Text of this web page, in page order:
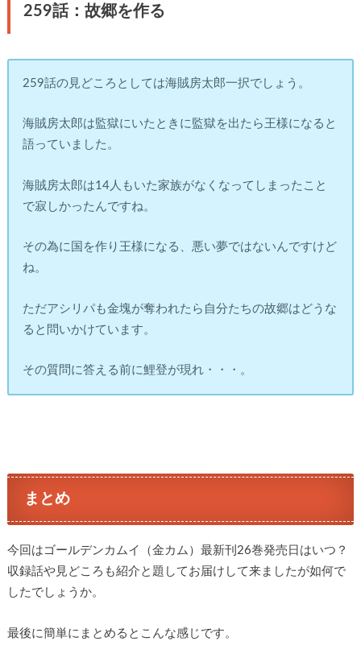
259話：故郷を作る
259話の見どころとしては海賊房太郎一択でしょう。
海賊房太郎は監獄にいたときに監獄を出たら王様になると
語っていました。
海賊房太郎は14人もいた家族がなくなってしまったこと
で寂しかったんですね。
その為に国を作り王様になる、悪い夢ではないんですけど
ね。
ただアシリパも金塊が奪われたら自分たちの故郷はどうな
ると問いかけています。
その質問に答える前に鯉登が現れ・・・。
まとめ
今回はゴールデンカムイ（金カム）最新刊26巻発売日はいつ？
収録話や見どころも紹介と題してお届けして来ましたが如何で
したでしょうか。
最後に簡単にまとめるとこんな感じです。